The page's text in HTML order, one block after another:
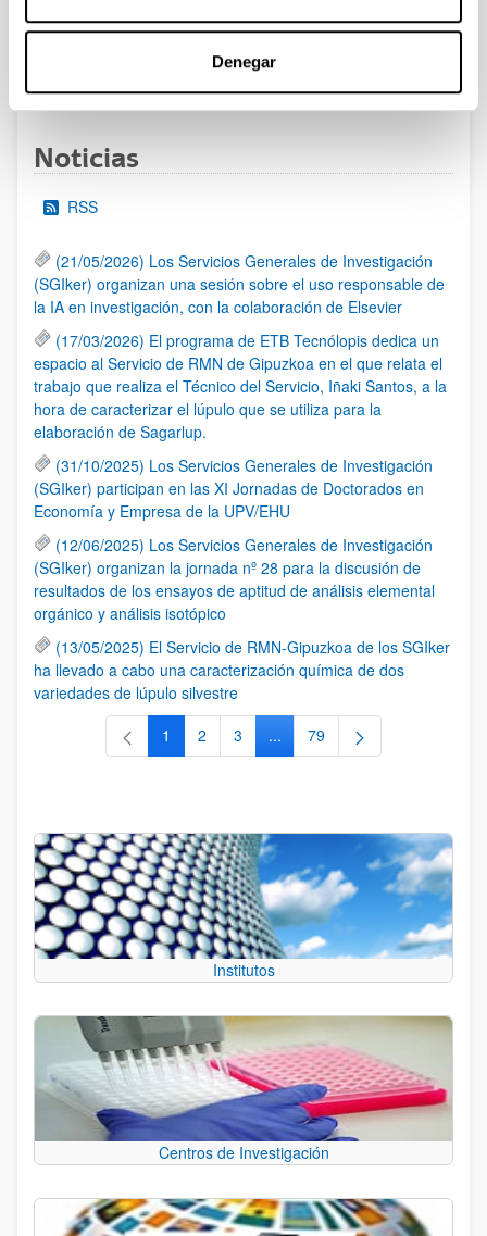
Denegar
Páginas intermedias Use TAB para desplazarse.
Páginas intermedias
Noticias
RSS
(21/05/2026) Los Servicios Generales de Investigación
(SGIker) organizan una sesión sobre el uso responsable de
la IA en investigación, con la colaboración de Elsevier
(17/03/2026) El programa de ETB Tecnólopis dedica un
espacio al Servicio de RMN de Gipuzkoa en el que relata el
trabajo que realiza el Técnico del Servicio, Iñaki Santos, a la
hora de caracterizar el lúpulo que se utiliza para la
elaboración de Sagarlup.
(31/10/2025) Los Servicios Generales de Investigación
(SGIker) participan en las XI Jornadas de Doctorados en
Economía y Empresa de la UPV/EHU
(12/06/2025) Los Servicios Generales de Investigación
(SGIker) organizan la jornada nº 28 para la discusión de
resultados de los ensayos de aptitud de análisis elemental
orgánico y análisis isotópico
(13/05/2025) El Servicio de RMN-Gipuzkoa de los SGIker
ha llevado a cabo una caracterización química de dos
variedades de lúpulo silvestre
Página
1 Página
2 Página
3 ...Páginas intermedias Use TAB
Página
79
Institutos
Centros de Investigación